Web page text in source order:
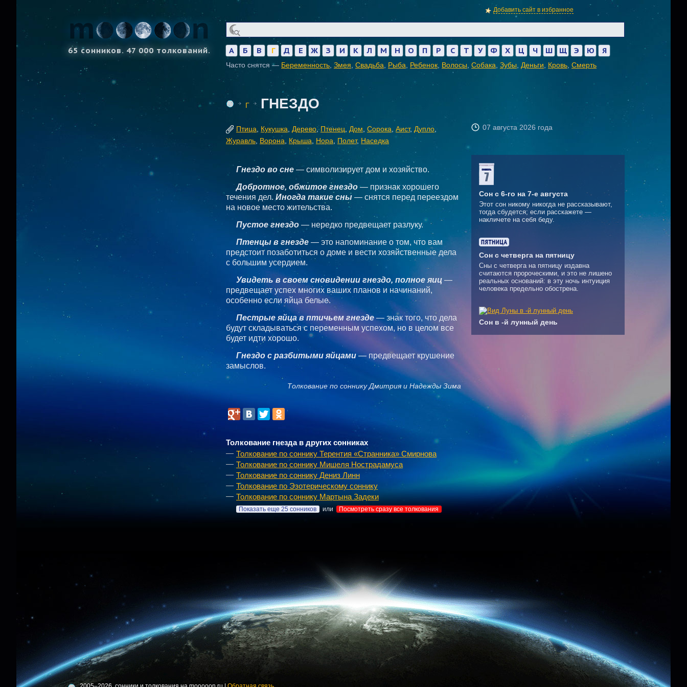
Добавить сайт в избранное
65 сонников. 47 000 толкований. А Б В Г Д Е Ж З И К Л М Н О П Р С Т У Ф Х Ц Ч Ш Щ Э Ю Я
Часто снятся — Беременность Змея Свадьба Рыба Ребенок Волосы Собака Зубы Деньги Кровь Смерть
Г ГНЕЗДО
Птица Кукушка Дерево,Птенец Дом Сорока Аист, Дупло
Журавль Ворона Крыша Нора Полет, Наседка
07 августа 2026 года
Гнездо во сне — символизирует дом и хозяйство.
Добротное, обжитое гнездо — признак хорошего
течения дел. Иногда такие сны — снятся перед переездом
на новое место жительства.
Пустое гнездо — нередко предвещает разлуку.
Птенцы в гнезде — это напоминание о том, что вам
предстоит позаботиться о доме и вести хозяйственные дела
с большим усердием.
Увидеть в своем сновидении гнездо, полное яиц —
предвещает успех многих ваших планов и начинаний,
особенно если яйца белые.
Пестрые яйца в птичьем гнезде— знак того, что дела
будут складываться с переменным успехом, но в целом все
будет идти хорошо.
Гнездо с разбитыми яйцами— предвещает крушение
замыслов.
Толкование по соннику Дмитрия и Надежды Зима
Толкование гнезда в других сонниках
Толкование по соннику Терентия «Странника» Смирнова
Толкование по соннику Мишеля Нострадамуса
Толкование по соннику Дениз Линн
Толкование по Эзотерическому соннику
Толкование по соннику Мартына Задеки
Показать еще 25 сонников или Посмотреть сразу все толкования
Сон с 6-го на 7-е августа
Этот сон никому никогда не рассказывают,
тогда сбудется; если расскажете —
накличете на себя беду.
Сон с четверга на пятницу
Сны с четверга на пятницу издавна
считаются пророческими, и это не лишено
реальных оснований: в эту ночь интуиция
человека предельно обострена.
Сон в -й лунный день